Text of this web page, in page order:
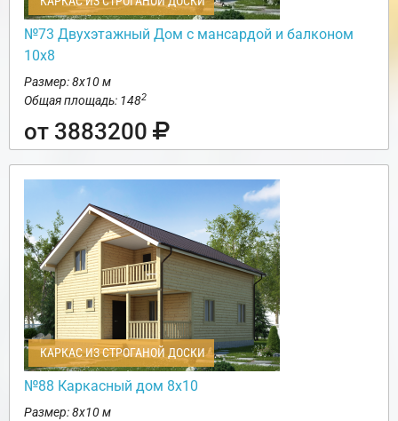
№73 Двухэтажный Дом с мансардой и балконом
10х8
Размер: 8х10 м
Общая площадь: 1482
от 3883200
КАРКАС ИЗ СТРОГАНОЙ ДОСКИ
№88 Каркасный дом 8х10
Размер: 8х10 м